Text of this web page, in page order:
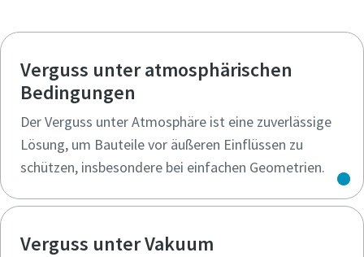
Verguss unter atmosphärischen
Bedingungen
Der Verguss unter Atmosphäre ist eine zuverlässige
Lösung, um Bauteile vor äußeren Einflüssen zu
schützen, insbesondere bei einfachen Geometrien.
Verguss unter Vakuum
Ja, kontaktieren Sie mich!
Anti-Roboter-Verifizierung
Hier klicken
Friendly Captcha ⇗
Ja, kontaktieren Sie mich!
Anti-Roboter-Verifizierung
Hier klicken
Friendly Captcha ⇗
Ja, kontaktieren Sie mich!
Anti-Roboter-Verifizierung
Hier klicken
Friendly Captcha ⇗
Ja, kontaktieren Sie mich!
Anti-Roboter-Verifizierung
Hier klicken
Friendly Captcha ⇗
Ja, kontaktieren Sie mich!
Anti-Roboter-Verifizierung
Hier klicken
Friendly Captcha ⇗
Ja, kontaktieren Sie mich!
Anti-Roboter-Verifizierung
Hier klicken
Friendly Captcha ⇗
Ja, kontaktieren Sie mich!
Anti-Roboter-Verifizierung
Hier klicken
Friendly Captcha ⇗
Ja, kontaktieren Sie mich!
Anti-Roboter-Verifizierung
Hier klicken
Friendly Captcha ⇗